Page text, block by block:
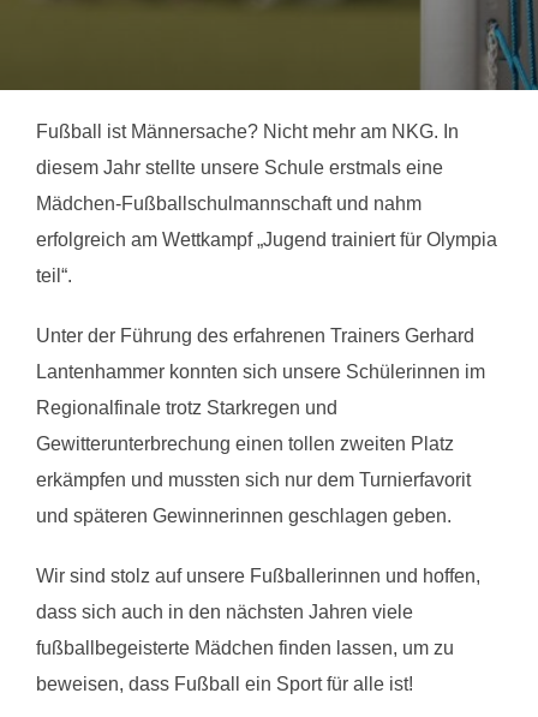
Fußball ist Männersache? Nicht mehr am NKG. In
diesem Jahr stellte unsere Schule erstmals eine
Mädchen-Fußballschulmannschaft und nahm
erfolgreich am Wettkampf „Jugend trainiert für Olympia
teil“.
Unter der Führung des erfahrenen Trainers Gerhard
Lantenhammer konnten sich unsere Schülerinnen im
Regionalfinale trotz Starkregen und
Gewitterunterbrechung einen tollen zweiten Platz
erkämpfen und mussten sich nur dem Turnierfavorit
und späteren Gewinnerinnen geschlagen geben.
Wir sind stolz auf unsere Fußballerinnen und hoffen,
dass sich auch in den nächsten Jahren viele
fußballbegeisterte Mädchen finden lassen, um zu
beweisen, dass Fußball ein Sport für alle ist!